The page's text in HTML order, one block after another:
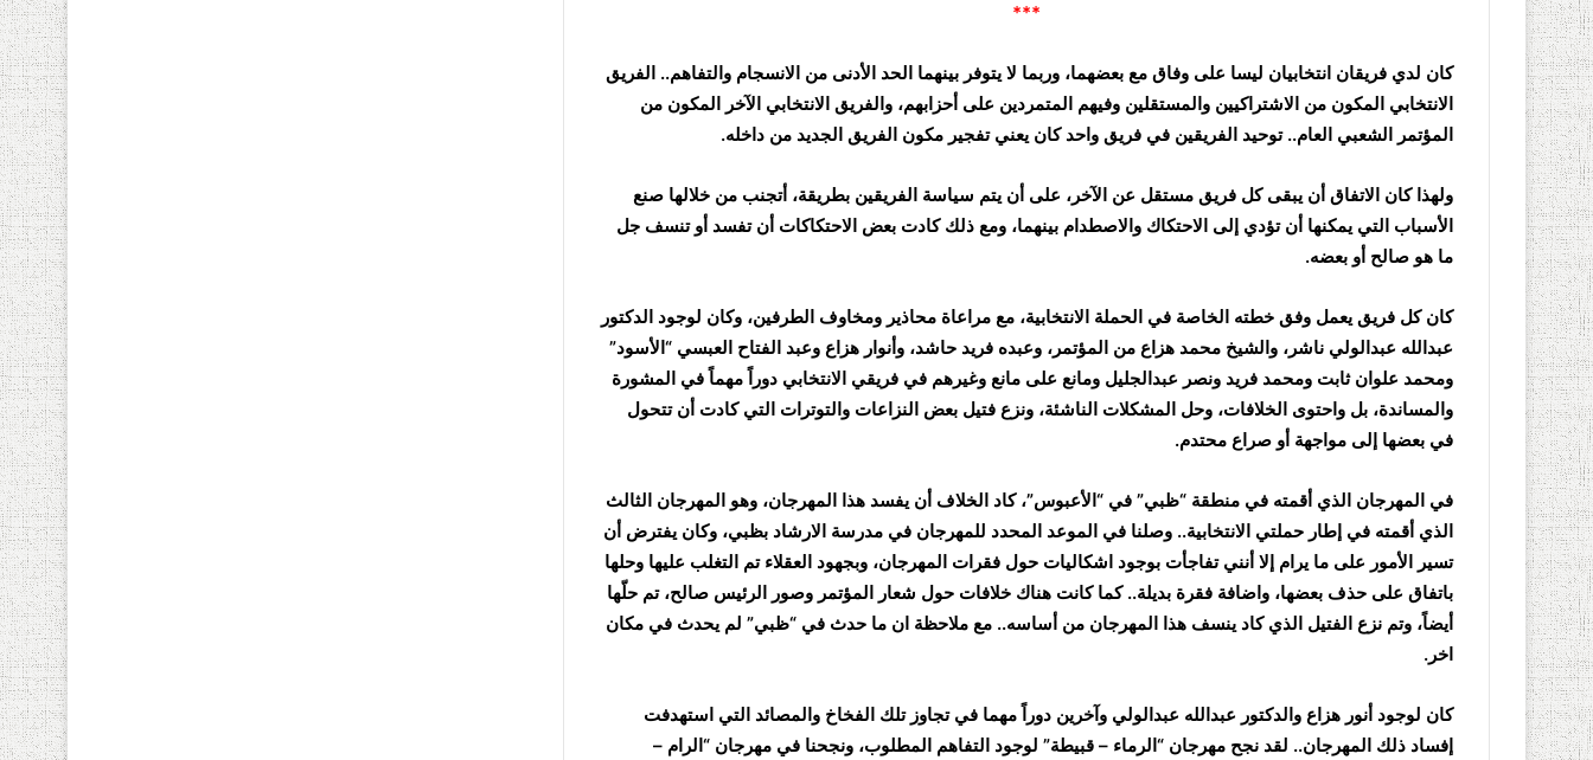
***
كان لدي فريقان انتخابيان ليسا على وفاق مع بعضهما، وربما لا يتوفر بينهما الحد الأدنى من الانسجام والتفاهم.. الفريق
الانتخابي المكون من الاشتراكيين والمستقلين وفيهم المتمردين على أحزابهم، والفريق الانتخابي الآخر المكون من
المؤتمر الشعبي العام.. توحيد الفريقين في فريق واحد كان يعني تفجير مكون الفريق الجديد من داخله.
ولهذا كان الاتفاق أن يبقى كل فريق مستقل عن الآخر، على أن يتم سياسة الفريقين بطريقة، أتجنب من خلالها صنع
الأسباب التي يمكنها أن تؤدي إلى الاحتكاك والاصطدام بينهما، ومع ذلك كادت بعض الاحتكاكات أن تفسد أو تنسف جل
ما هو صالح أو بعضه.
كان كل فريق يعمل وفق خطته الخاصة في الحملة الانتخابية، مع مراعاة محاذير ومخاوف الطرفين، وكان لوجود الدكتور
عبدالله عبدالولي ناشر، والشيخ محمد هزاع من المؤتمر، وعبده فريد حاشد، وأنوار هزاع وعبد الفتاح العبسي “الأسود”
ومحمد علوان ثابت ومحمد فريد ونصر عبدالجليل ومانع على مانع وغيرهم في فريقي الانتخابي دوراً مهماً في المشورة
والمساندة، بل واحتوى الخلافات، وحل المشكلات الناشئة، ونزع فتيل بعض النزاعات والتوترات التي كادت أن تتحول
في بعضها إلى مواجهة أو صراع محتدم.
في المهرجان الذي أقمته في منطقة “ظبي” في “الأعبوس”، كاد الخلاف أن يفسد هذا المهرجان، وهو المهرجان الثالث
الذي أقمته في إطار حملتي الانتخابية.. وصلنا في الموعد المحدد للمهرجان في مدرسة الارشاد بظبي، وكان يفترض أن
تسير الأمور على ما يرام إلا أنني تفاجأت بوجود اشكاليات حول فقرات المهرجان، وبجهود العقلاء تم التغلب عليها وحلها
باتفاق على حذف بعضها، واضافة فقرة بديلة.. كما كانت هناك خلافات حول شعار المؤتمر وصور الرئيس صالح، تم حلّها
أيضاً، وتم نزع الفتيل الذي كاد ينسف هذا المهرجان من أساسه.. مع ملاحظة ان ما حدث في “ظبي” لم يحدث في مكان
اخر.
كان لوجود أنور هزاع والدكتور عبدالله عبدالولي وآخرين دوراً مهما في تجاوز تلك الفخاخ والمصائد التي استهدفت
إفساد ذلك المهرجان.. لقد نجح مهرجان “الرماء – قبيطة” لوجود التفاهم المطلوب، ونجحنا في مهرجان “الرام –